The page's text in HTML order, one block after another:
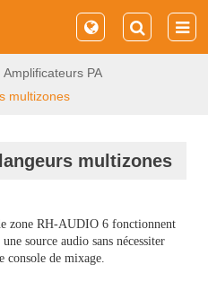
Amplificateurs PA
multizones
multizones
zone RH-AUDIO 6 fonctionnent
source audio sans nécessiter
console de mixage.